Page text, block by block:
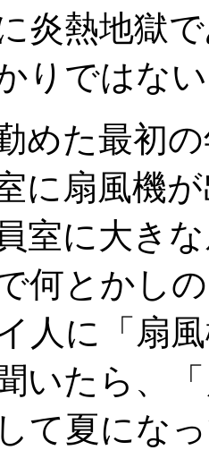
炎熱地獄
りではな
めた最初
に扇風機
室に大き
何とかし
人に「扇
いたら、
て夏にな